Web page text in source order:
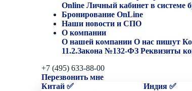
Online Личный кабинет в системе
Бронирование OnLine
Наши новости и СПО
О компании
О нашей компании О нас пишут
11.2.Закона №132-ФЗ Реквизиты
+7 (495) 633-88-00
Перезвонить мне
Китай ✅
Индия ✅